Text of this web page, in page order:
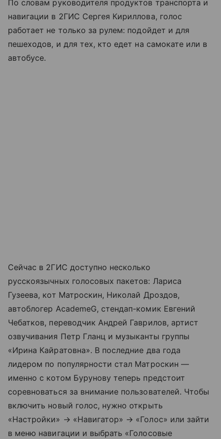
По словам руководителя продуктов транспорта и
навигации в 2ГИС Сергея Кириллова, голос
работает не только за рулем: подойдет и для
пешеходов, и для тех, кто едет на самокате или в
автобусе.
Сейчас в 2ГИС доступно несколько
русскоязычных голосовых пакетов: Лариса
Гузеева, кот Матроскин, Николай Дроздов,
автоблогер AcademeG, стендап-комик Евгений
Чебатков, переводчик Андрей Гаврилов, артист
озвучивания Петр Гланц и музыканты группы
«Ирина Кайратовна». В последние два года
лидером по популярности стал Матроскин —
именно с котом Бурунову теперь предстоит
соревноваться за внимание пользователей. Чтобы
включить новый голос, нужно открыть
«Настройки» → «Навигатор» → «Голос» или зайти
в меню навигации и выбрать «Голосовые